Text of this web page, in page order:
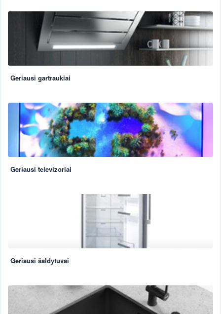
Geriausi gartraukiai
Geriausi televizoriai
Geriausi šaldytuvai